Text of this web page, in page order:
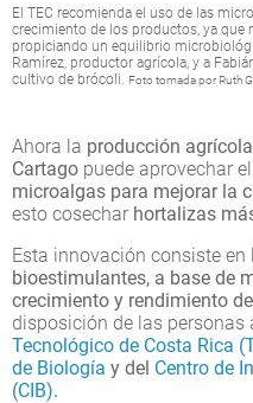
El TEC recomienda el uso de las
crecimiento de los productos, ya que
propiciando un equilibrio
Ramírez, productor agrícola, y a
cultivo de brócoli. Foto tomada por Ruth
Ahora la producción
Cartago puede aprovechar
microalgas para mejorar la
esto cosechar hortalizas
Esta innovación consiste en
bioestimulantes, a base de
crecimiento y rendimiento
disposición de las
Tecnológico de Costa Rica
de Biología y del Centro de
(CIB).